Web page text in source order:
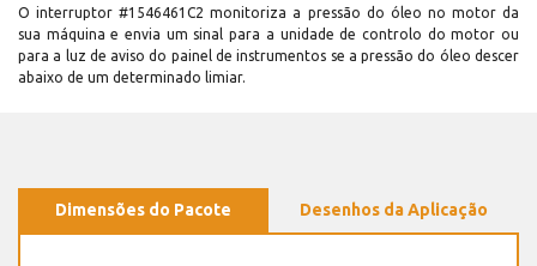
O interruptor #1546461C2 monitoriza a pressão do óleo no motor da
sua máquina e envia um sinal para a unidade de controlo do motor ou
para a luz de aviso do painel de instrumentos se a pressão do óleo descer
abaixo de um determinado limiar.
Dimensões do Pacote Desenhos da Aplicação